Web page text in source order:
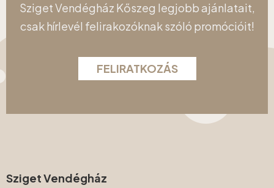
Sziget Vendégház Kőszeg legjobb ajánlatait,
csak hírlevél felirakozóknak szóló promócióit!
FELIRATKOZÁS
Sziget Vendégház